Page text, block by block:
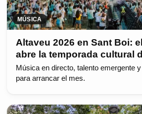
MÚSICA
Altaveu 2026 en Sant Boi:
abre la temporada cultural
Música en directo, talento emergente
para arrancar el mes.